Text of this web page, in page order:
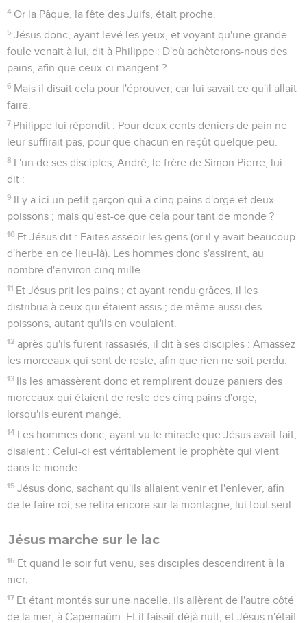
4 Or la Pâque, la fête des Juifs, était proche.
5 Jésus donc, ayant levé les yeux, et voyant qu'une grande
foule venait à lui, dit à Philippe : D'où achèterons-nous des
pains, afin que ceux-ci mangent ?
6 Mais il disait cela pour l'éprouver, car lui savait ce qu'il allait
faire.
7 Philippe lui répondit : Pour deux cents deniers de pain ne
leur suffirait pas, pour que chacun en reçût quelque peu.
8 L'un de ses disciples, André, le frère de Simon Pierre, lui
dit :
9 Il y a ici un petit garçon qui a cinq pains d'orge et deux
poissons ; mais qu'est-ce que cela pour tant de monde ?
10 Et Jésus dit : Faites asseoir les gens (or il y avait beaucoup
d'herbe en ce lieu-là). Les hommes donc s'assirent, au
nombre d'environ cinq mille.
11 Et Jésus prit les pains ; et ayant rendu grâces, il les
distribua à ceux qui étaient assis ; de même aussi des
poissons, autant qu'ils en voulaient.
12 après qu'ils furent rassasiés, il dit à ses disciples : Amassez
les morceaux qui sont de reste, afin que rien ne soit perdu.
13 Ils les amassèrent donc et remplirent douze paniers des
morceaux qui étaient de reste des cinq pains d'orge,
lorsqu'ils eurent mangé.
14 Les hommes donc, ayant vu le miracle que Jésus avait fait,
disaient : Celui-ci est véritablement le prophète qui vient
dans le monde.
15 Jésus donc, sachant qu'ils allaient venir et l'enlever, afin
de le faire roi, se retira encore sur la montagne, lui tout seul.
Jésus marche sur le lac
16 Et quand le soir fut venu, ses disciples descendirent à la
mer.
17 Et étant montés sur une nacelle, ils allèrent de l'autre côté
de la mer, à Capernaüm. Et il faisait déjà nuit, et Jésus n'était